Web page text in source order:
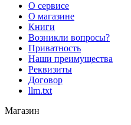
О сервисе
О магазине
Книги
Возникли вопросы?
Приватность
Наши преимущества
Реквизиты
Договор
llm.txt
Магазин